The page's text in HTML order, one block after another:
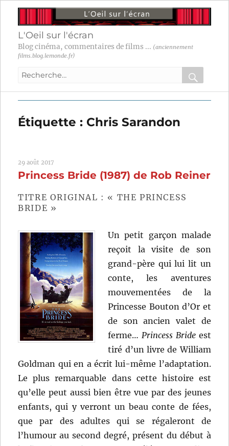
L'Oeil sur l'écran
Blog cinéma, commentaires de films ... (anciennement
films.blog.lemonde.fr)
Recherche
:
OK
Étiquette : Chris Sarandon
29 août 2017
Princess Bride (1987) de Rob Reiner
TITRE ORIGINAL : « THE PRINCESS
BRIDE »
Un petit garçon malade
reçoit la visite de son
grand-père qui lui lit un
conte, les aventures
mouvementées de la
Princesse Bouton d’Or et
de son ancien valet de
ferme…Princess Brideest
tiré d’un livre de William
Goldman qui en a écrit lui-même l’adaptation.
Le plus remarquable dans cette histoire est
qu’elle peut aussi bien être vue par des jeunes
enfants, qui y verront un beau conte de fées,
que par des adultes qui se régaleront de
l’humour au second degré, présent du début à